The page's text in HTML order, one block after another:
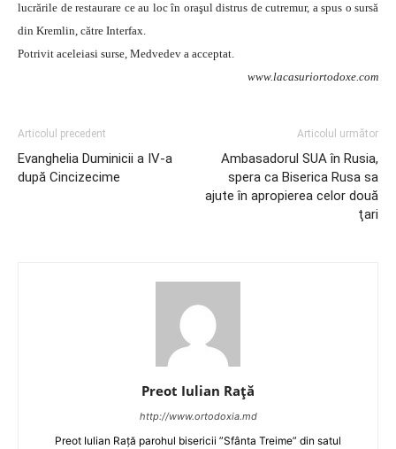
lucrările de restaurare ce au loc în oraşul distrus de cutremur, a spus o sursă
din Kremlin, către Interfax.
Potrivit aceleiasi surse, Medvedev a acceptat.
www.lacasuriortodoxe.com
Articolul precedent
Evanghelia Duminicii a IV-a
după Cincizecime
Articolul următor
Ambasadorul SUA în Rusia,
spera ca Biserica Rusa sa
ajute în apropierea celor două
ţari
Preot Iulian Raţă
http://www.ortodoxia.md
Preot Iulian Rață parohul bisericii ”Sfânta Treime” din satul